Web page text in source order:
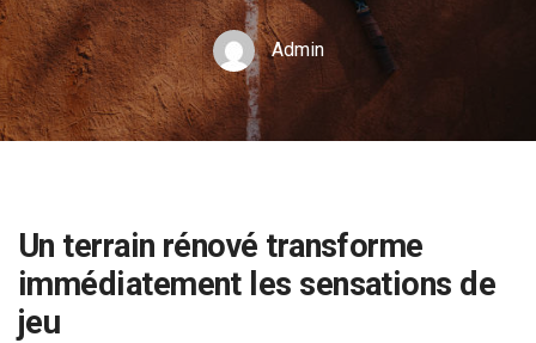
Admin
Un terrain rénové transforme
immédiatement les sensations de
jeu